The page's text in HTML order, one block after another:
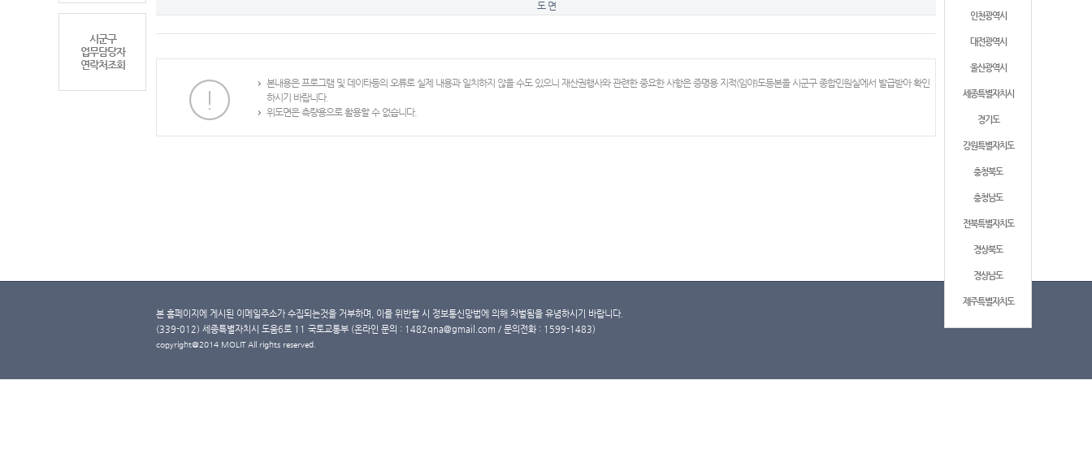
시군구
업무담당자
연락처조회
인천광역시
대전광역시
울산광역시
세종특별자치시
경기도
강원특별자치도
충청북도
충청남도
전북특별자치도
경상북도
경상남도
제주특별자치도
도 면
본내용은 프로그램 및 데이타등의 오류로 실제 내용과 일치하지 않을 수도 있으니 재산권행사와 관련한 중요한 사항은 증명용 지적(임야)도등본을 시군구 종합민원실에서 발급받아 확인
하시기 바랍니다.
위도면은 측량용으로 활용할 수 없습니다.
본 홈페이지에 게시된 이메일주소가 수집되는것을 거부하며, 이를 위반할 시 정보통신망법에 의해 처벌됨을 유념하시기 바랍니다.
(339-012) 세종특별자치시 도움6로 11 국토교통부 (온라인 문의 : 1482qna@gmail.com / 문의전화 : 1599-1483)
copyright@2014 MOLIT All rights reserved.